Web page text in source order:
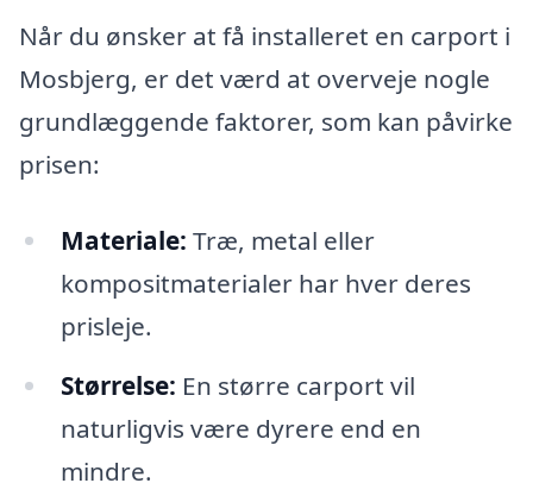
Når du ønsker at få installeret en carport i
Mosbjerg, er det værd at overveje nogle
grundlæggende faktorer, som kan påvirke
prisen:
Materiale: Træ, metal eller
kompositmaterialer har hver deres
prisleje.
Størrelse: En større carport vil
naturligvis være dyrere end en
mindre.